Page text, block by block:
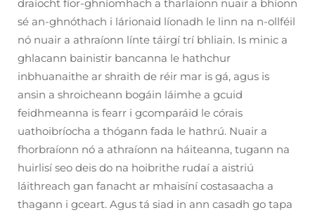
draíocht fíor-ghníomhach a tharlaíonn nuair a bhíonn
sé an-ghnóthach i lárionaid líonadh le linn na n-ollféil
nó nuair a athraíonn línte táirgí trí bhliain. Is minic a
ghlacann bainistir bancanna le hathchur
inbhuanaithe ar shraith de réir mar is gá, agus is
ansin a shroicheann bogáin láimhe a gcuid
feidhmeanna is fearr i gcomparáid le córais
uathoibríocha a thógann fada le hathrú. Nuair a
fhorbraíonn nó a athraíonn na háiteanna, tugann na
huirlisí seo deis do na hoibrithe rudaí a aistriú
láithreach gan fanacht ar mhaisíní costasaacha a
thagann i gceart. Agus tá siad in ann casadh go tapa